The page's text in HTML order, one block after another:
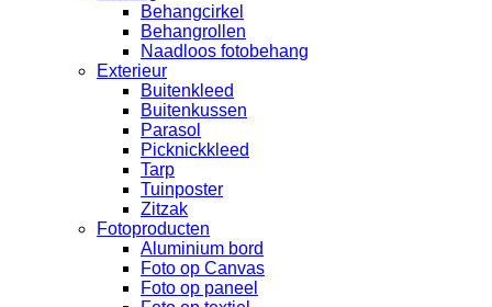
Behangcirkel
Behangrollen
Naadloos fotobehang
Exterieur
Buitenkleed
Buitenkussen
Parasol
Picknickkleed
Tarp
Tuinposter
Zitzak
Fotoproducten
Aluminium bord
Foto op Canvas
Foto op paneel